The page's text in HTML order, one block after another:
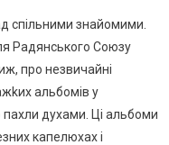
спільними знайомими.
Радянського Союзу
про незвичайні
альбомів у
пахли духами. Ці альбоми
капелюхах і